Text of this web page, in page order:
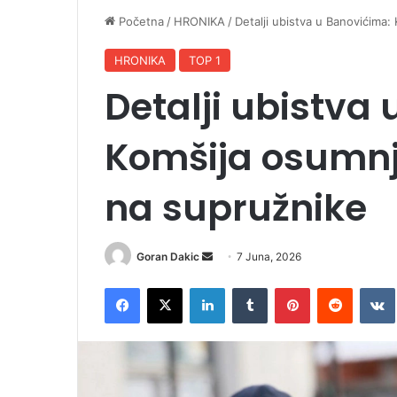
Početna / HRONIKA / Detalji ubistva u
HRONIKA TOP 1
Detalji ubistva
Komšija
na supružnike
Goran Dakic
a
7 Juna, 2026